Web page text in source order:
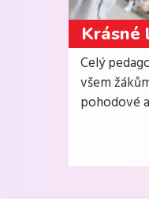
Krásné
Celý
všem
pohodové